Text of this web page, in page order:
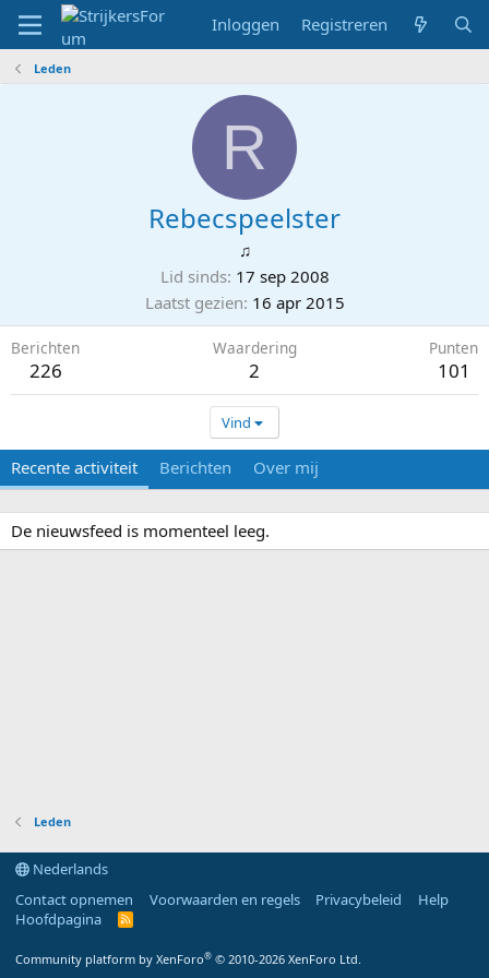
Inloggen Registreren
Leden
R
Rebecspeelster
♫
Lid sinds 17 sep 2008
Laatst gezien 16 apr 2015
Berichten
226
Waardering
2
Punten
101
Vind
Recente activiteit Berichten Over mij
De nieuwsfeed is momenteel leeg.
Leden
Nederlands
Contact opnemen
Voorwaarden en regels Privacybeleid
Help
Hoofdpagina
R
Community platform by XenForo® © 2010-2026 XenForo Ltd.